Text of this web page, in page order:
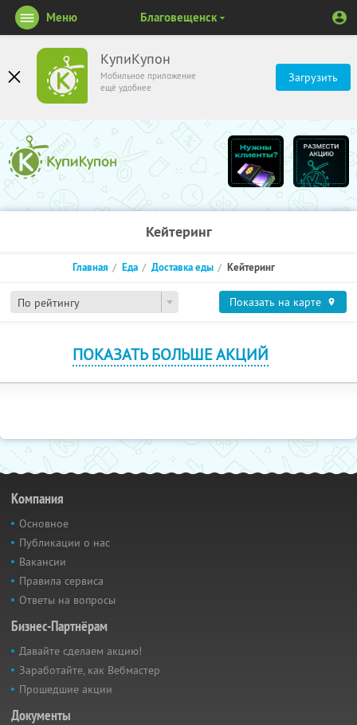
КупиКупон
Мобильное приложение
ещё удобнее
Загрузить
Меню Благовещенск
Кейтеринг
По рейтингу
Главная Еда Доставка еды Кейтеринг
Показать на карте
ПОКАЗАТЬ БОЛЬШЕ АКЦИЙ
Компания
Основное
Публикации о нас
Вакансии
Правила сервиса
Ответы на вопросы
Бизнес-Партнёрам
Давайте сделаем акцию!
Заработайте, как Вебмастер
Прошедшие акции
Документы